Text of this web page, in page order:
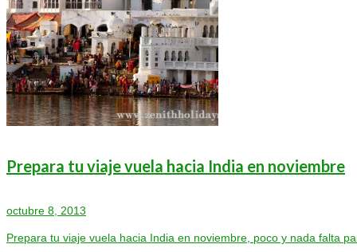
Prepara tu viaje vuela hacia India en noviembre
octubre 8, 2013
Prepara tu viaje vuela hacia India en noviembre, poco y nada falta